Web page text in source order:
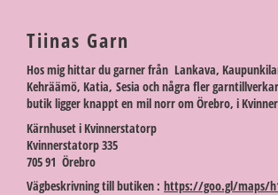
Tiinas Garn
Hos mig hittar du garner från Lankava,
Kehräämö, Katia, Sesia och några fler
butik ligger knappt en mil norr om Örebro, i
Kärnhuset i Kvinnerstatorp
Kvinnerstatorp 335
705 91 Örebro
Vägbeskrivning till butiken : https://goo.gl/maps/